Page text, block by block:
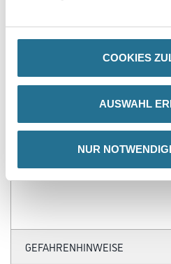
COOKIES
AUSWAHL
NUR
PRODUKTEIGENSCHAFTEN
- Über 100 Motive für jeden
- Farblich anpassbare Tapetenmotive
- Hochwertige Trägermaterialien
- Ihr Fotomotiv auf Tapete
- Zertifizierte Faservliese
- Umweltfreundliche Latexfarben
GEFAHRENHINWEISE